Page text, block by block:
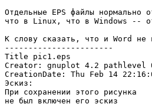
Отдельные EPS файлы нормально
что в Linux, что в Windows --
К слову сказать, что и Word не
-----------------------
Title pic1.eps
Creator: gnuplot 4.2 pathlevel
CreationDate: Thu Feb 14
Эскиз:
При сохранении этого рисунка
не был включен его эскиз